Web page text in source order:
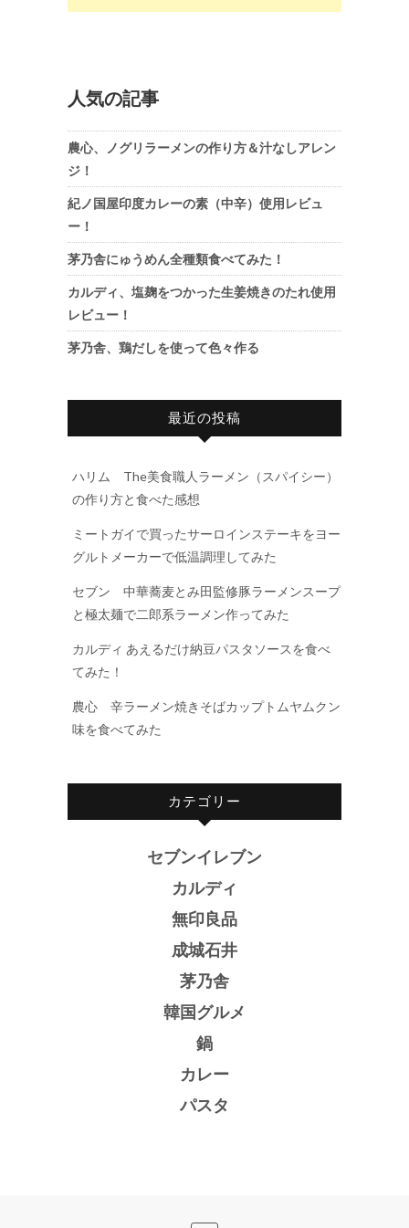
人気の記事
農心、ノグリラーメンの作り方＆汁なしアレン
ジ！
紀ノ国屋印度カレーの素（中辛）使用レビュ
ー！
茅乃舎にゅうめん全種類食べてみた！
カルディ、塩麹をつかった生姜焼きのたれ使用
レビュー！
茅乃舎、鶏だしを使って色々作る
最近の投稿
ハリム The美食職人ラーメン（スパイシー）
の作り方と食べた感想
ミートガイで買ったサーロインステーキをヨー
グルトメーカーで低温調理してみた
セブン 中華蕎麦とみ田監修豚ラーメンスープ
と極太麺で二郎系ラーメン作ってみた
カルディ あえるだけ納豆パスタソースを食べ
てみた！
農心 辛ラーメン焼きそばカップトムヤムクン
味を食べてみた
カテゴリー
セブンイレブン
カルディ
無印良品
成城石井
茅乃舎
韓国グルメ
鍋
カレー
パスタ